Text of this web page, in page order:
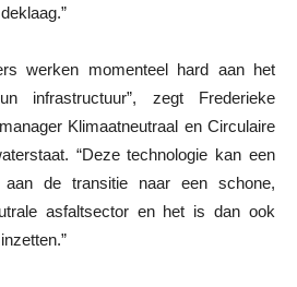
werken momenteel hard aan het
infrastructuur”, zegt Frederieke
Klimaatneutraal en Circulaire
“Deze technologie kan een
aan de transitie naar een schone,
asfaltsector en het is dan ook